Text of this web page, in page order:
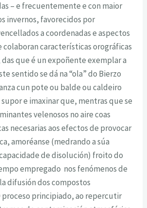
– e frecuentemente e con maior
invernos, favorecidos por
a coordenadas e aspectos
colaboran características orográficas
que é un expoñente exemplar a
sentido se dá na “ola” do Bierzo
cun pote ou balde ou caldeiro
e imaxinar que, mentras que se
velenosos no aire coas
necesarias aos efectos de provocar
amoréanse (medrando a súa
de disolución) froito do
empregado nos fenómenos de
difusión dos compostos
proceso principiado, ao repercutir